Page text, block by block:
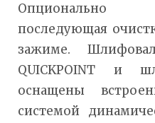
Опционально
последующая
зажиме.
QUICKPOINT и
оснащены
системой